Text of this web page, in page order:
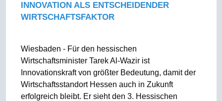
INNOVATION ALS ENTSCHEIDENDER
WIRTSCHAFTSFAKTOR
Wiesbaden - Für den hessischen
Wirtschaftsminister Tarek Al-Wazir ist
Innovationskraft von größter Bedeutung, damit der
Wirtschaftsstandort Hessen auch in Zukunft
erfolgreich bleibt. Er sieht den 3. Hessischen